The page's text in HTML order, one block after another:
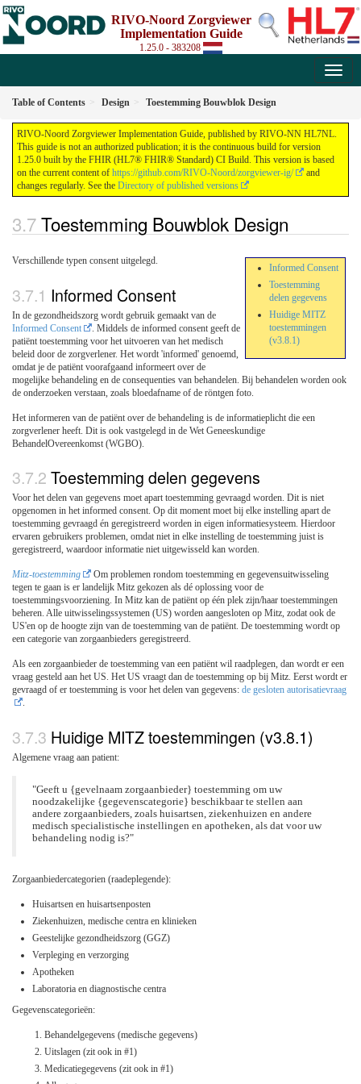
RIVO-Noord Zorgviewer
Implementation Guide
1.25.0 - 383208
Table of Contents Design Toestemming Bouwblok Design
RIVO-Noord Zorgviewer Implementation Guide, published by RIVO-NN HL7NL.
This guide is not an authorized publication; it is the continuous build for version
1.25.0 built by the FHIR (HL7® FHIR® Standard) CI Build. This version is based
on the current content of https://github.com/RIVO-Noord/zorgviewer-ig/
and
changes regularly. See the Directory of published versions
Toestemming Bouwblok Design
Informed Consent
Toestemming
delen gegevens
Huidige MITZ
toestemmingen
(v3.8.1)
Verschillende typen consent uitgelegd.
Informed Consent
In de gezondheidszorg wordt gebruik gemaakt van de
Informed Consent
. Middels de informed consent geeft de
patiënt toestemming voor het uitvoeren van het medisch
beleid door de zorgverlener. Het wordt 'informed' genoemd,
omdat je de patiënt voorafgaand informeert over de
mogelijke behandeling en de consequenties van behandelen. Bij behandelen worden ook
de onderzoeken verstaan, zoals bloedafname of de röntgen foto.
Het informeren van de patiënt over de behandeling is de informatieplicht die een
zorgverlener heeft. Dit is ook vastgelegd in de Wet Geneeskundige
BehandelOvereenkomst (WGBO).
Toestemming delen gegevens
Voor het delen van gegevens moet apart toestemming gevraagd worden. Dit is niet
opgenomen in het informed consent. Op dit moment moet bij elke instelling apart de
toestemming gevraagd én geregistreerd worden in eigen informatiesysteem. Hierdoor
ervaren gebruikers problemen, omdat niet in elke instelling de toestemming juist is
geregistreerd, waardoor informatie niet uitgewisseld kan worden.
Mitz-toestemming
Om problemen rondom toestemming en gegevensuitwisseling
tegen te gaan is er landelijk Mitz gekozen als dé oplossing voor de
toestemmingsvoorziening. In Mitz kan de patiënt op één plek zijn/haar toestemmingen
beheren. Alle uitwisselingssystemen (US) worden aangesloten op Mitz, zodat ook de
US'en op de hoogte zijn van de toestemming van de patiënt. De toestemming wordt op
een categorie van zorgaanbieders geregistreerd.
Als een zorgaanbieder de toestemming van een patiënt wil raadplegen, dan wordt er een
vraag gesteld aan het US. Het US vraagt dan de toestemming op bij Mitz. Eerst wordt er
gevraagd of er toestemming is voor het delen van gegevens: de gesloten autorisatievraag
.
Huidige MITZ toestemmingen (v3.8.1)
Algemene vraag aan patient:
"Geeft u {gevelnaam zorgaanbieder} toestemming om uw
noodzakelijke {gegevenscategorie} beschikbaar te stellen aan
andere zorgaanbieders, zoals huisartsen, ziekenhuizen en andere
medisch specialistische instellingen en apotheken, als dat voor uw
behandeling nodig is?"
Zorgaanbiedercategorien (raadeplegende):
Huisartsen en huisartsenposten
Ziekenhuizen, medische centra en klinieken
Geestelijke gezondheidszorg (GGZ)
Verpleging en verzorging
Apotheken
Laboratoria en diagnostische centra
Gegevenscategorieën:
Behandelgegevens (medische gegevens)
Uitslagen (zit ook in #1)
Medicatiegegevens (zit ook in #1)